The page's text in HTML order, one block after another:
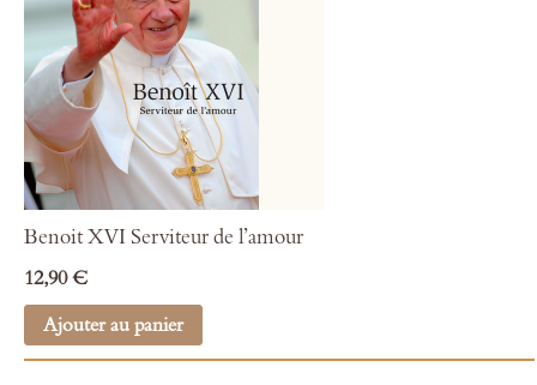
Benoit XVI Serviteur de l’amour
12,90 €
Ajouter au panier